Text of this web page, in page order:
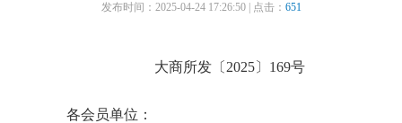
发布时间：2025-04-24 17:26:50 | 点击： 651
大商所发〔2025〕169号
各会员单位：